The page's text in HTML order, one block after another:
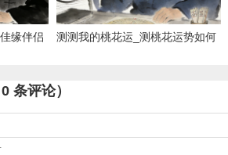
缘伴侣 测测我的桃花运_测桃花运势如何
0 条评论）